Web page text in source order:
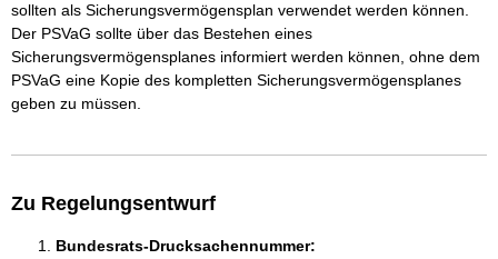
sollten als Sicherungsvermögensplan verwendet werden können.
Der PSVaG sollte über das Bestehen eines
Sicherungsvermögensplanes informiert werden können, ohne dem
PSVaG eine Kopie des kompletten Sicherungsvermögensplanes
geben zu müssen.
Zu Regelungsentwurf
Bundesrats-Drucksachennummer: